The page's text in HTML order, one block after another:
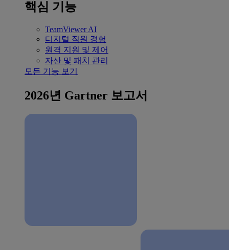
핵심 기능
TeamViewer AI
디지털 직원 경험
원격 지원 및 제어
자산 및 패치 관리
모든 기능 보기
2026년 Gartner 보고서